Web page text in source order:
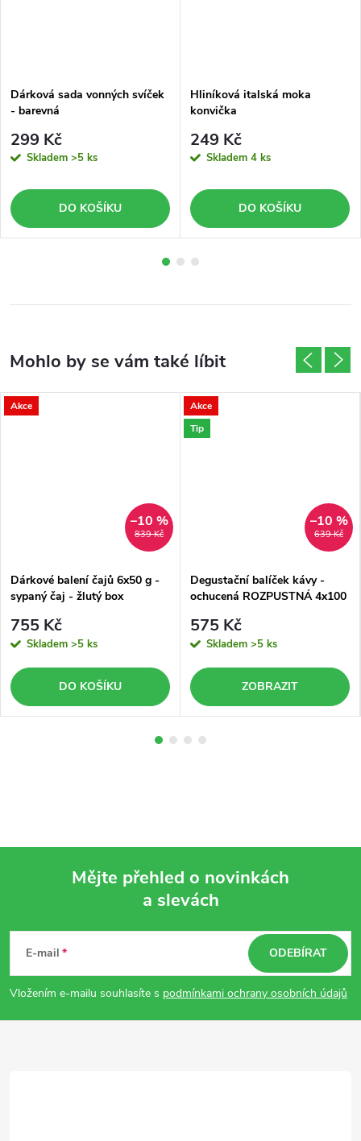
Dárková sada vonných svíček
- barevná
299 Kč
Skladem >5 ks
DO KOŠÍKU
Hliníková italská moka
konvička
249 Kč
Skladem 4 ks
DO KOŠÍKU
Akce
839 Kč
–10 %
Dárkové balení čajů 6x50 g -
sypaný čaj - žlutý box
755 Kč
Skladem >5 ks
DO KOŠÍKU
Akce
Tip
639 Kč
–10 %
Degustační balíček kávy -
ochucená ROZPUSTNÁ 4x100
575 Kč
Skladem >5 ks
ZOBRAZIT
p
a
Mějte přehled o novinkách
a slevách
E-mail
Vložením e-mailu souhlasíte s podmínkami ochrany osobních údajů
ODEBÍRAT